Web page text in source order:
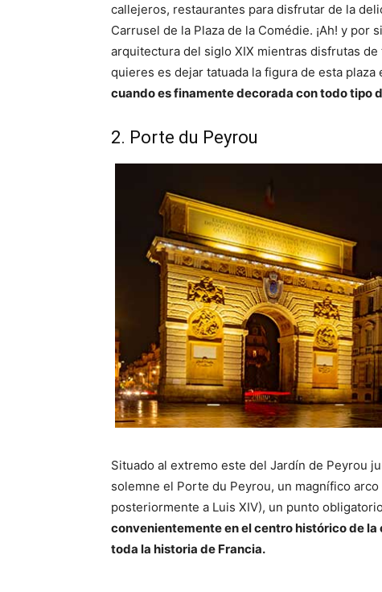
callejeros, restaurantes para disfrutar de la
Carrusel de la Plaza de la Comédie. ¡Ah! y
arquitectura del siglo XIX mientras disfrutas
quieres es dejar tatuada la figura de esta plaza
cuando es finamente decorada con todo tipo
2. Porte du Peyrou
Situado al extremo este del Jardín de Peyrou
solemne el Porte du Peyrou, un magnífico
posteriormente a Luis XIV), un punto
convenientemente en el centro histórico de
toda la historia de Francia.